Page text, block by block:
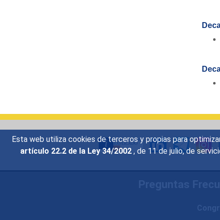
Esta web utiliza cookies de terceros y propias para
artículo 22.2 de la Ley 34/2002 , de 11 de julio, de
Preguntas